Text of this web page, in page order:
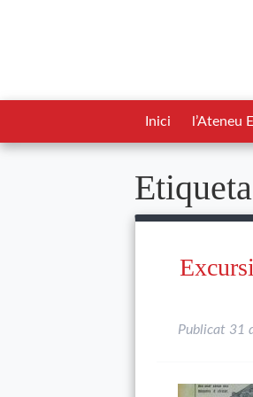
Inici l’Ateneu
Publicat 31